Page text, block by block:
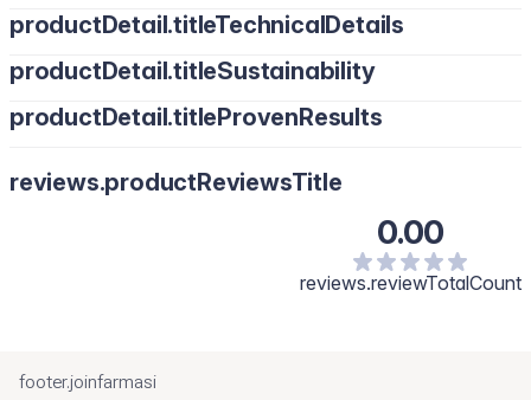
productDetail.titleTechnicalDetails
productDetail.titleSustainability
productDetail.titleProvenResults
reviews.productReviewsTitle
0.00
reviews.reviewTotalCount
footer.joinfarmasi